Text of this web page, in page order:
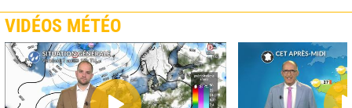
VIDÉOS MÉTÉO